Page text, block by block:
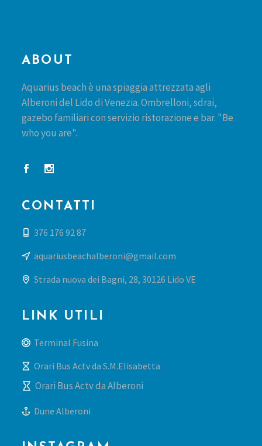
ABOUT
Aquarius beach è una spiaggia attrezzata agli
Alberoni del Lido di Venezia. Ombrelloni, sdrai,
gazebo familiari con servizio ristorazione e bar. "Be
who you are".
CONTATTI
376 176 92 87
aquariusbeachalberoni@gmail.com
Strada nuova dei Bagni, 28, 30126 Lido VE
LINK UTILI
Terminal Fusina
Orari Bus Actv da S.M.Elisabetta
Orari Bus Actv da Alberoni
Dune Alberoni